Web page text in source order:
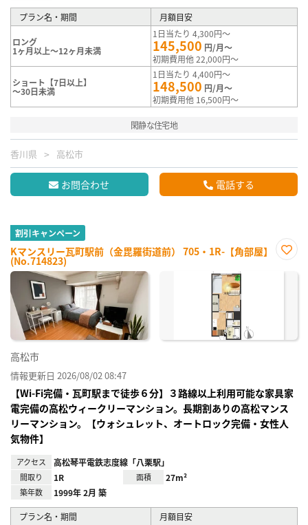
プラン名・期間 月額目安
ロング
1ヶ月以上～12ヶ月未満
1日当たり 4,300円～
145,500 円/月～
初期費用他 22,000円～
ショート【7日以上】
～30日未満
1日当たり 4,400円～
148,500 円/月～
初期費用他 16,500円～
閑静な住宅地
香川県 高松市
お問合わせ 電話する
割引キャンペーン
Kマンスリー瓦町駅前（金毘羅街道前） 705・1R-【角部屋】
(No.714823)
に入
高松市
情報更新日 2026/08/02 08:47
【Wi-Fi完備・瓦町駅まで徒歩６分】３路線以上利用可能な家具家
電完備の高松ウィークリーマンション。長期割ありの高松マンス
リーマンション。【ウォシュレット、オートロック完備・女性人
気物件】
アクセス 高松琴平電鉄志度線「八栗駅」
間取り 1R 面積 27m²
築年数 1999年 2月 築
プラン名・期間 月額目安